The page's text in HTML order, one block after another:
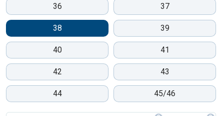
36
37
38 39
40 41
42 43
44 45/46